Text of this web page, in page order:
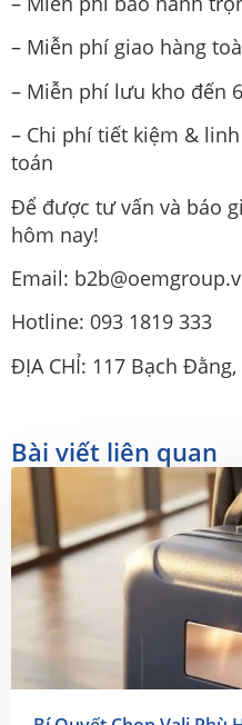
– Miễn phí giao hàng
– Miễn phí lưu kho đến
– Chi phí tiết kiệm &
toán
Để được tư vấn và báo
hôm nay!
Email:
Hotline: 093 1819 333
ĐỊA CHỈ: 117 Bạch
Bài viết liên quan